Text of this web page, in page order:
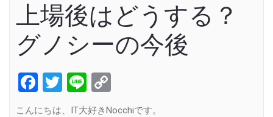
上場後はどうする？
グノシーの今後
Facebook
Twitter
Line
Link
こんにちは、IT大好きNocchiです。